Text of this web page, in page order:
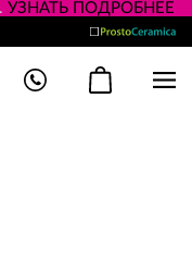
УЗНАТЬ ПОДРОБНЕЕ